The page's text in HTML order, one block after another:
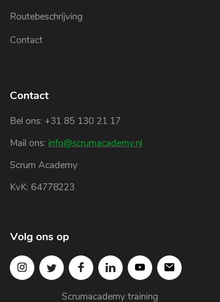
Routebeschrijving
Contact
Contact
Bel ons: +31 85 130 21 17
Mail ons: info@scrumacademy.nl
Scrum Academy
KvK: 64778223
Volg ons op
Scrumacademy training